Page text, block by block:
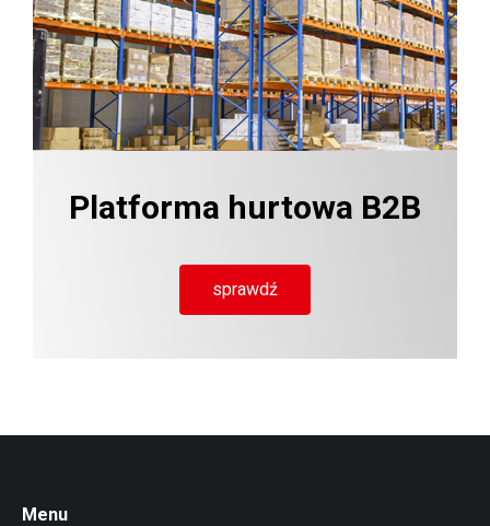
Platforma hurtowa B2B
sprawdź
Menu